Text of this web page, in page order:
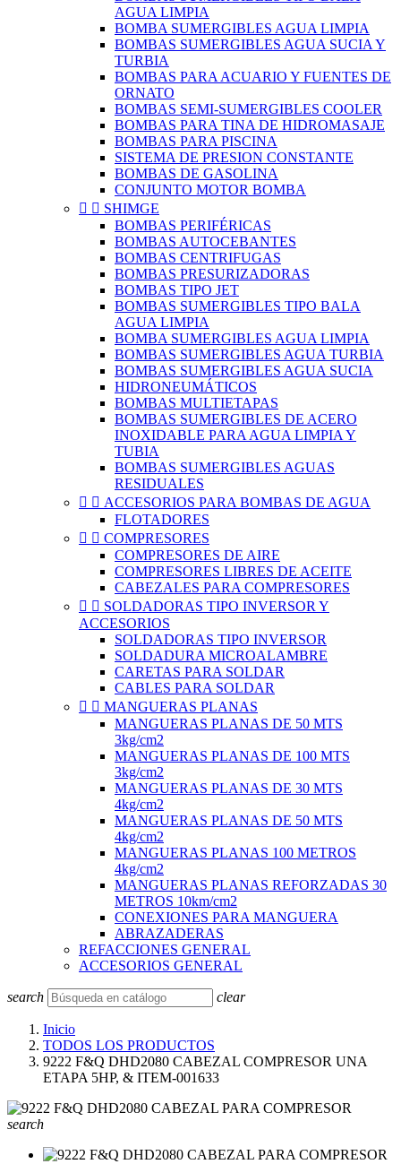
AGUA LIMPIA
BOMBA SUMERGIBLES AGUA LIMPIA
BOMBAS SUMERGIBLES AGUA SUCIA Y
TURBIA
BOMBAS PARA ACUARIO Y FUENTES DE
ORNATO
BOMBAS SEMI-SUMERGIBLES COOLER
BOMBAS PARA TINA DE HIDROMASAJE
BOMBAS PARA PISCINA
SISTEMA DE PRESION CONSTANTE
BOMBAS DE GASOLINA
CONJUNTO MOTOR BOMBA
  SHIMGE
BOMBAS PERIFÉRICAS
BOMBAS AUTOCEBANTES
BOMBAS CENTRIFUGAS
BOMBAS PRESURIZADORAS
BOMBAS TIPO JET
BOMBAS SUMERGIBLES TIPO BALA
AGUA LIMPIA
BOMBA SUMERGIBLES AGUA LIMPIA
BOMBAS SUMERGIBLES AGUA TURBIA
BOMBAS SUMERGIBLES AGUA SUCIA
HIDRONEUMÁTICOS
BOMBAS MULTIETAPAS
BOMBAS SUMERGIBLES DE ACERO
INOXIDABLE PARA AGUA LIMPIA Y
TUBIA
BOMBAS SUMERGIBLES AGUAS
RESIDUALES
  ACCESORIOS PARA BOMBAS DE AGUA
FLOTADORES
  COMPRESORES
COMPRESORES DE AIRE
COMPRESORES LIBRES DE ACEITE
CABEZALES PARA COMPRESORES
  SOLDADORAS TIPO INVERSOR Y
ACCESORIOS
SOLDADORAS TIPO INVERSOR
SOLDADURA MICROALAMBRE
CARETAS PARA SOLDAR
CABLES PARA SOLDAR
  MANGUERAS PLANAS
MANGUERAS PLANAS DE 50 MTS
3kg/cm2
MANGUERAS PLANAS DE 100 MTS
3kg/cm2
MANGUERAS PLANAS DE 30 MTS
4kg/cm2
MANGUERAS PLANAS DE 50 MTS
4kg/cm2
MANGUERAS PLANAS 100 METROS
4kg/cm2
MANGUERAS PLANAS REFORZADAS 30
METROS 10km/cm2
CONEXIONES PARA MANGUERA
ABRAZADERAS
REFACCIONES GENERAL
ACCESORIOS GENERAL
search clear
Inicio
TODOS LOS PRODUCTOS
9222 F&Q DHD2080 CABEZAL COMPRESOR UNA
ETAPA 5HP, & ITEM-001633
search